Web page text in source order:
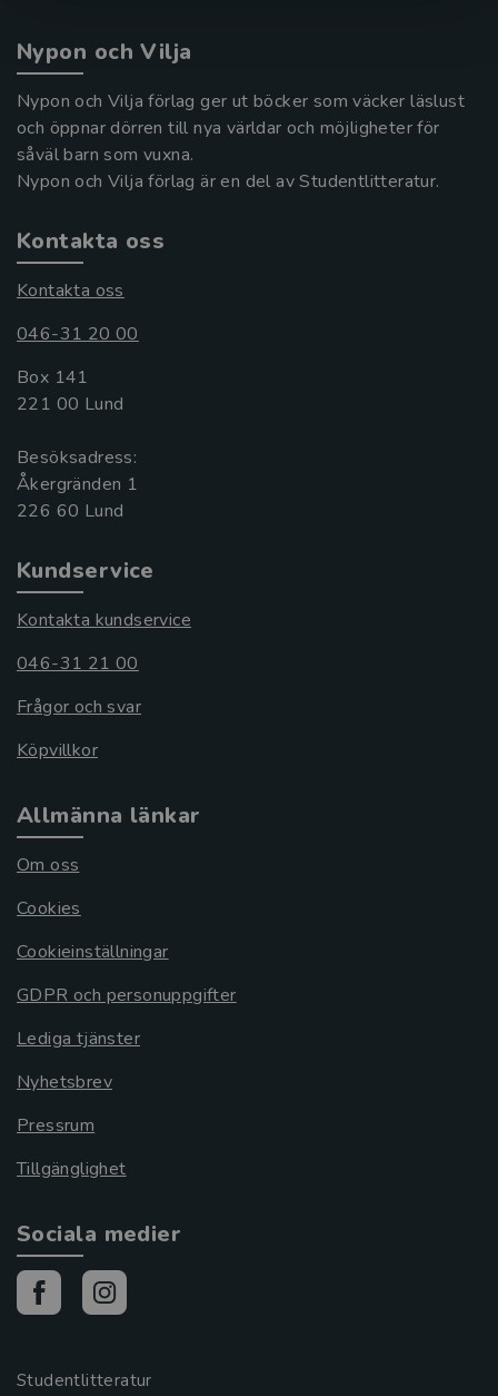
Nypon och Vilja
Nypon och Vilja förlag ger ut böcker som väcker läslust
och öppnar dörren till nya världar och möjligheter för
såväl barn som vuxna.
Nypon och Vilja förlag är en del av Studentlitteratur.
Kontakta oss
Kontakta oss
046-31 20 00
Box 141
221 00 Lund
Besöksadress:
Åkergränden 1
Kundservice
Kontakta kundservice
046-31 21 00
Frågor och svar
Köpvillkor
Allmänna länkar
Om oss
Cookies
Cookieinställningar
GDPR och personuppgifter
Lediga tjänster
Nyhetsbrev
Pressrum
Tillgänglighet
Sociala medier
Studentlitteratur